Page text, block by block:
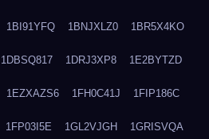
1BI91YFQ 1BNJXLZ0 1BR5X4KO
1DBSQ817 1DRJ3XP8 1E2BYTZD
1EZXAZS6 1FH0C41J 1FIP186C
1FP03I5E 1GL2VJGH 1GRISVQA